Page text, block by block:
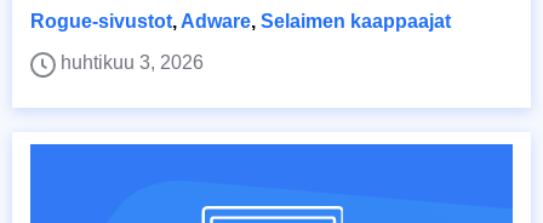
Rogue-sivustot, Adware, Selaimen kaappaajat
huhtikuu 3, 2026